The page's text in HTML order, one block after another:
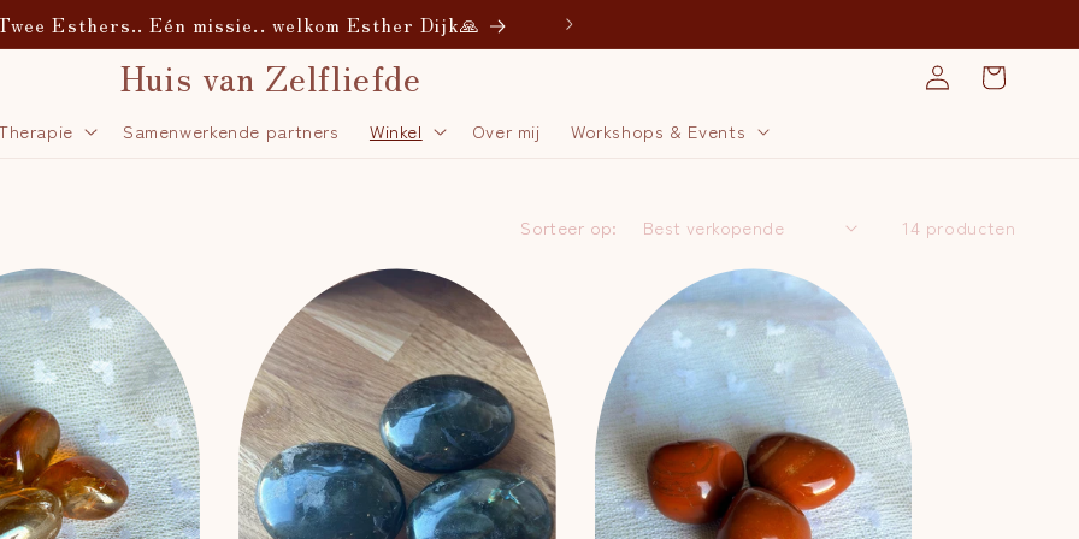
Verdandi Creative - Unique Handmade Ceramics
Huis van Zelfliefde
Samenwerkende partners Winkel Over mij Workshops & Events
InloggenWinkelwagen
Sorteer op: 14 producten